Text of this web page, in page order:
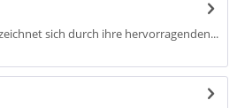
sich durch ihre hervorragenden...